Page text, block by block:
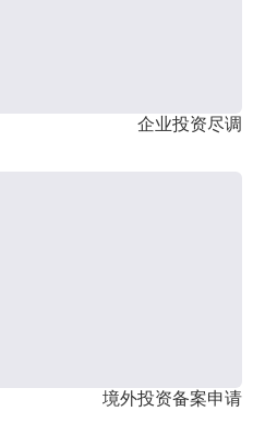
企业投资尽调
境外投资备案申请